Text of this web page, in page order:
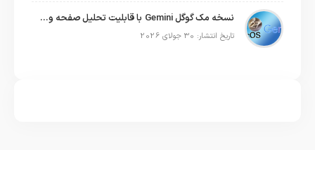
نسخه مک گوگل Gemini با قابلیت تحلیل صفحه و دستورات صوتی در به‌روزرسانی جدید
تاریخ انتشار: 30 جولای 2026